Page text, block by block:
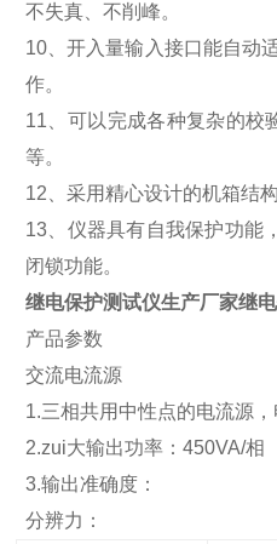
不失真、不削峰。
10、开入量输入接口能自动
作。
11、可以完成各种复杂的校
等。
12、采用精心设计的机箱结
13、仪器具有自我保护功能
闭锁功能。
继电保护测试仪生产厂家继
产品参数
交流电流源
1.三相共用中性点的电流源
2.zui大输出功率：450VA/相
3.输出准确度：
分辨力：